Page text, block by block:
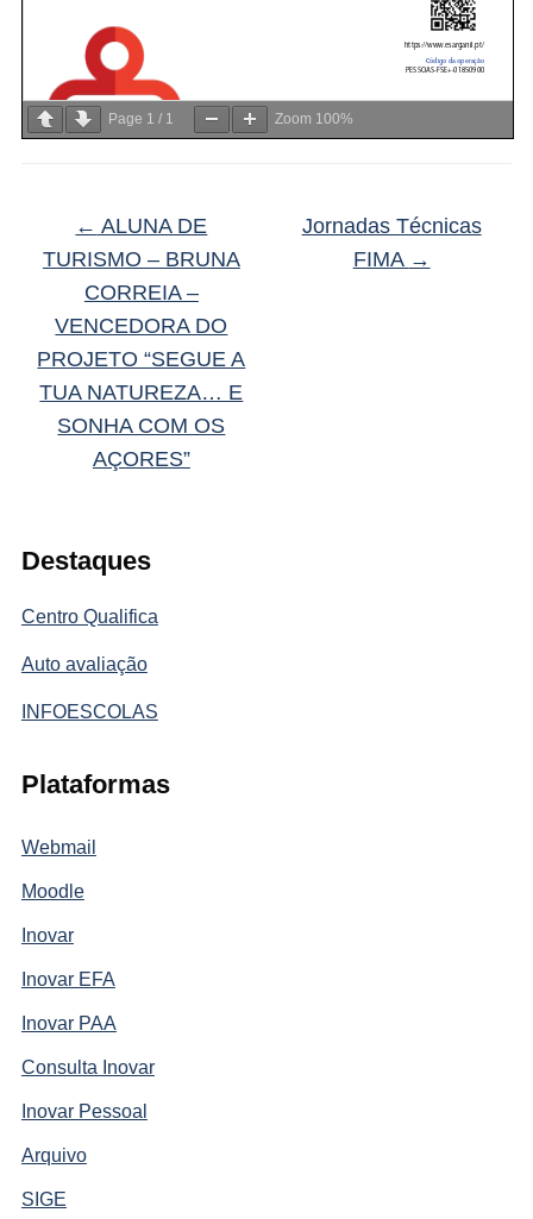
Destaques
Centro Qualifica
Auto avaliação
INFOESCOLAS
Plataformas
Webmail
Moodle
Inovar
Inovar EFA
Inovar PAA
Consulta Inovar
Inovar Pessoal
Arquivo
SIGE
Page 1 / 1 Zoom 100%
← ALUNA DE
TURISMO – BRUNA
CORREIA –
VENCEDORA DO
PROJETO “SEGUE A
TUA NATUREZA… E
SONHA COM OS
AÇORES”
Jornadas Técnicas
FIMA →